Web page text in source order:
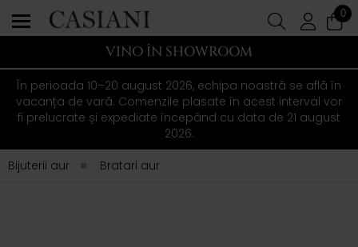
0
VINO ÎN SHOWROOM
În perioada 10–20 august 2026, echipa noastră se află în
vacanța de vară. Comenzile plasate în acest interval vor
fi prelucrate și expediate începând cu data de 21 august
2026.
Bijuterii aur
Bratari aur